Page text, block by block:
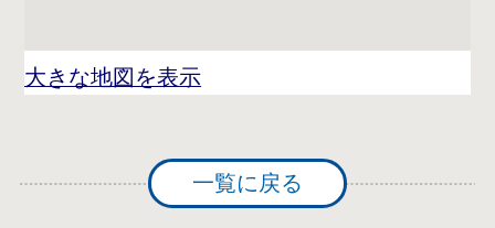
大きな地図を表示
一覧に戻る